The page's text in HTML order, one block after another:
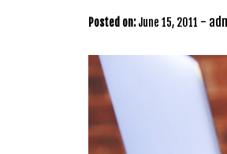
Posted on: June 15, 2011 -